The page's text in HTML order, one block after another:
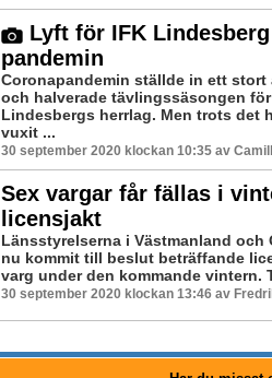
Lyft för IFK
pandemin
Coronapandemin ställde in ett stort
och halverade tävlingssäsongen
Lindesbergs herrlag. Men trots det
vuxit ...
30 september 2020 klockan 10:35 av
Sex vargar får fällas i
licensjakt
Länsstyrelserna i Västmanland och
nu kommit till beslut beträffande
varg under den kommande vintern.
30 september 2020 klockan 13:46 av